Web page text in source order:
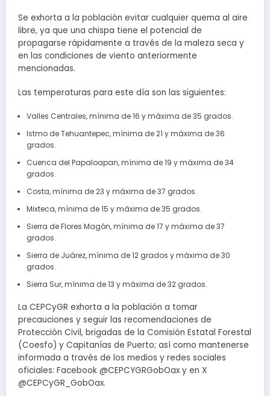
Se exhorta a la población evitar cualquier quema al aire
libre, ya que una chispa tiene el potencial de
propagarse rápidamente a través de la maleza seca y
en las condiciones de viento anteriormente
mencionadas.
Las temperaturas para este día son las siguientes:
Valles Centrales, mínima de 16 y máxima de 35 grados.
Istmo de Tehuantepec, mínima de 21 y máxima de 36
grados.
Cuenca del Papaloapan, mínima de 19 y máxima de 34
grados.
Costa, mínima de 23 y máxima de 37 grados.
Mixteca, mínima de 15 y máxima de 35 grados.
Sierra de Flores Magón, mínima de 17 y máxima de 37
grados.
Sierra de Juárez, mínima de 12 grados y máxima de 30
grados.
Sierra Sur, mínima de 13 y máxima de 32 grados.
La CEPCyGR exhorta a la población a tomar
precauciones y seguir las recomendaciones de
Protección Civil, brigadas de la Comisión Estatal Forestal
(Coesfo) y Capitanías de Puerto; así como mantenerse
informada a través de los medios y redes sociales
oficiales: Facebook @CEPCYGRGobOax y en X
@CEPCyGR_GobOax.